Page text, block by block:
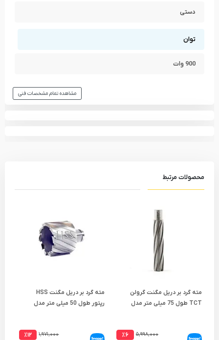
دستی
توان
900 وات
مشاهده تمام مشخصات فنی
محصولات مرتبط
مته گرد بر دریل مگنت گرولن
TCT طول 75 میلی متر مدل
۵,۹۹۸,۰۰۰ ٪۶
مته گرد بر دریل مگنت HSS
رپتور طول 50 میلی متر مدل
۱,۹۷۱,۰۰۰ ٪۱۲